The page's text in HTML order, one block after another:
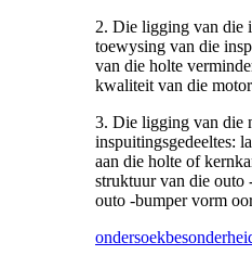
2. Die ligging van die
toewysing van die
van die holte
kwaliteit van die
3. Die ligging van die
inspuitingsgedeeltes:
aan die holte of
struktuur van die outo
outo -bumper vorm
ondersoek